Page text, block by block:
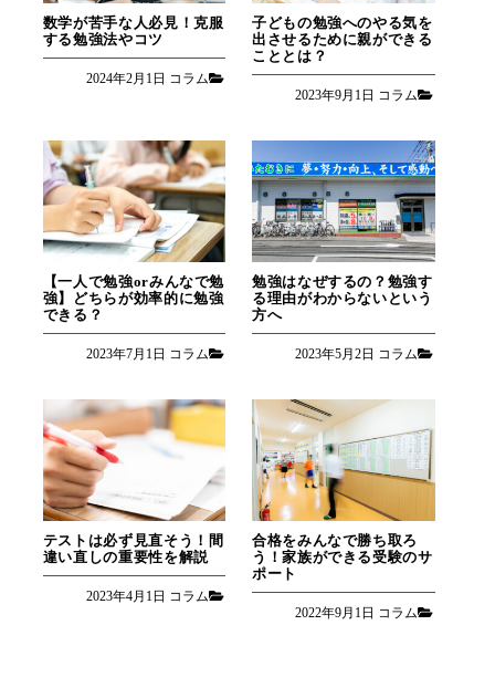
数学が苦手な人必見！克服
する勉強法やコツ
2024年2月1日 コラム
子どもの勉強へのやる気を
出させるために親ができる
こととは？
2023年9月1日 コラム
【一人で勉強orみんなで勉
強】どちらが効率的に勉強
できる？
2023年7月1日 コラム
勉強はなぜするの？勉強す
る理由がわからないという
方へ
2023年5月2日 コラム
テストは必ず見直そう！間
違い直しの重要性を解説
2023年4月1日 コラム
合格をみんなで勝ち取ろ
う！家族ができる受験のサ
ポート
2022年9月1日 コラム